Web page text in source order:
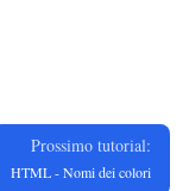
Prossimo tutorial:
HTML - Nomi dei colori